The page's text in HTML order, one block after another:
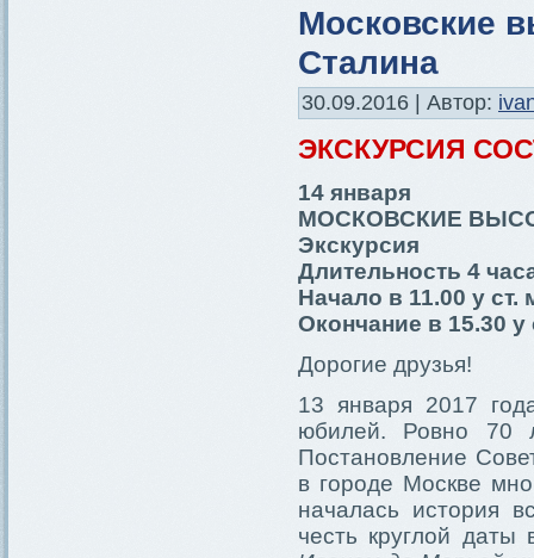
Московские
Сталина
30.09.2016 | Автор:
ЭКСКУРСИЯ
14 января
МОСКОВСКИЕ
Экскурсия
Длительность 4
Начало в 11.00 у
Окончание в 15.30 у
Дорогие друзья!
13 января 2017
юбилей. Ровно 70
Постановление
в городе Москве
началась история
честь круглой даты